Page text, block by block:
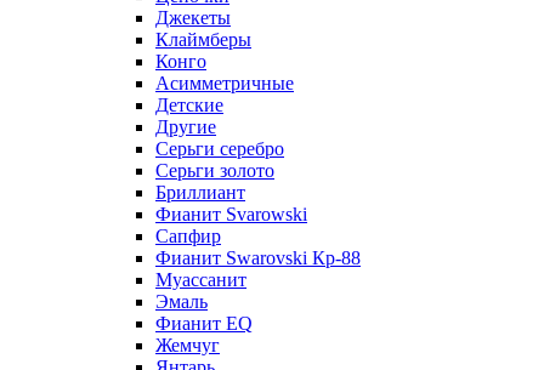
Джекеты
Клаймберы
Конго
Асимметричные
Детские
Другие
Серьги серебро
Серьги золото
Бриллиант
Фианит Svarowski
Сапфир
Фианит Swarovski Кр-88
Муассанит
Эмаль
Фианит EQ
Жемчуг